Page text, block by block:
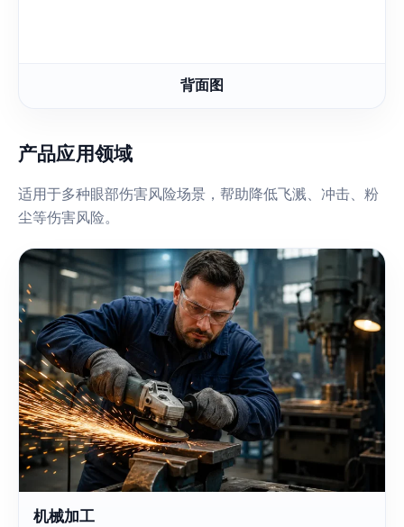
背面图
产品应用领域
适用于多种眼部伤害风险场景，帮助降低飞溅、冲击、粉
尘等伤害风险。
机械加工